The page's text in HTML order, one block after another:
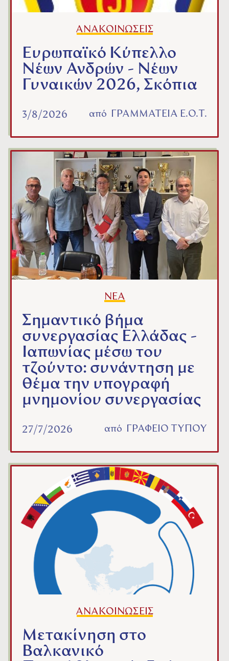
ΑΝΑΚΟΙΝΩΣΕΙΣ
Ευρωπαϊκό Κύπελλο
Νέων Ανδρών - Νέων
Γυναικών 2026, Σκόπια
3/8/2026 από ΓΡΑΜΜΑΤΕΙΑ Ε.Ο.Τ.
ΝΕΑ
Σημαντικό βήμα
συνεργασίας Ελλάδας -
Ιαπωνίας μέσω του
τζούντο: συνάντηση με
θέμα την υπογραφή
μνημονίου συνεργασίας
27/7/2026 από ΓΡΑΦΕΙΟ ΤΥΠΟΥ
ΑΝΑΚΟΙΝΩΣΕΙΣ
Μετακίνηση στο
Βαλκανικό